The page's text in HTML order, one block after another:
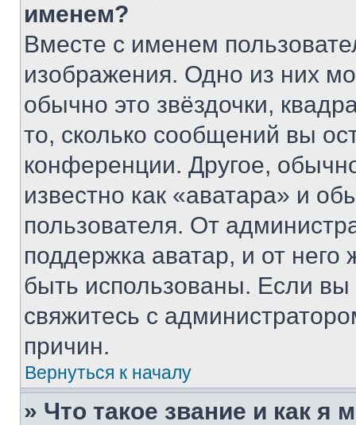
именем?
Вместе с именем
изображения. Одно из них
обычно это звёздочки,
то, сколько сообщений вы
конференции. Другое,
известно как «аватара» и
пользователя. От
поддержка аватар, и от него
быть использованы. Если
свяжитесь с
причин.
Вернуться к началу
» Что такое звание и как я